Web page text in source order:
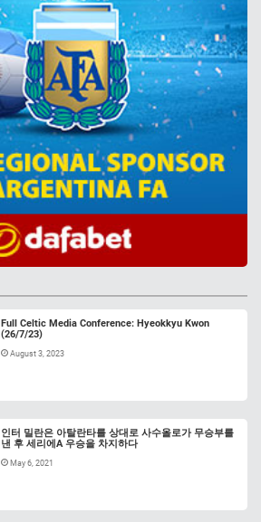
Full Celtic Media Conference: Hyeokkyu Kwon
(26/7/23)
August 3, 2023
인터 밀란은 아탈란타를 상대로 사수올로가 무승부를
낸 후 세리에A 우승을 차지하다
May 6, 2021